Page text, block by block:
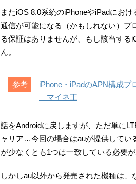
またiOS 8.0系統のiPhoneやiPadにお
通信が可能になる（かもしれない）プ
る保証はありませんが、もし該当す
ん。
iPhone・iPadのAPN構成プ
｜マイネ王
話をAndroidに戻しますが、ただ単に
ャリア…今回の場合はauが提供してい
が少なくとも1つは一致している必要が
しかしau以外から発売された機種は